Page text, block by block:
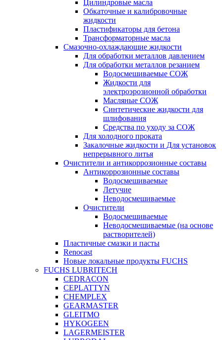
Цилиндровые масла
Обкаточные и калибровочные
жидкости
Пластификаторы для бетона
Трансформаторные масла
Смазочно-охлаждающие жидкости
Для обработки металлов давлением
Для обработки металлов резанием
Водосмешиваемые СОЖ
Жидкости для
электроэрозионной обработки
Масляные СОЖ
Синтетические жидкости для
шлифования
Средства по уходу за СОЖ
Для холодного проката
Закалочные жидкости и Для установок
непрерывного литья
Очистители и антикоррозионные составы
Антикоррозионные составы
Водосмешиваемые
Летучие
Неводосмешиваемые
Очистители
Водосмешиваемые
Неводосмешиваемые (на основе
растворителей)
Пластичные смазки и пасты
Renocast
Новые локальные продукты FUCHS
FUCHS LUBRITECH
CEDRACON
CEPLATTYN
CHEMPLEX
GEARMASTER
GLEITMO
HYKOGEEN
LAGERMEISTER